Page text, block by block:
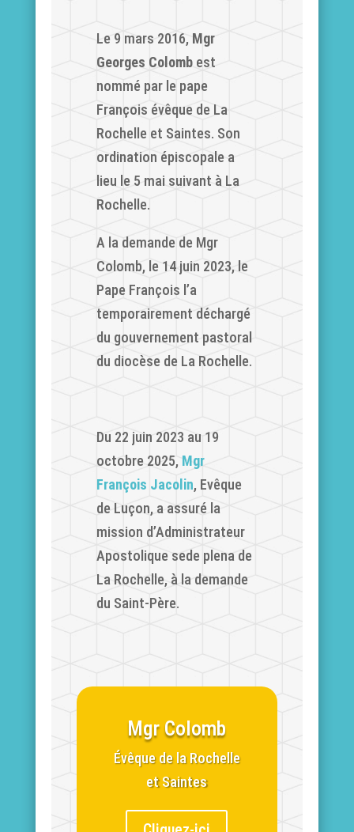
Le 9 mars 2016, Mgr
Georges Colomb est
nommé par le pape
François évêque de La
Rochelle et Saintes. Son
ordination épiscopale a
lieu le 5 mai suivant à La
Rochelle.
A la demande de Mgr
Colomb, le 14 juin 2023, le
Pape François l’a
temporairement déchargé
du gouvernement pastoral
du diocèse de La Rochelle.
Du 22 juin 2023 au 19
octobre 2025, Mgr
François Jacolin, Evêque
de Luçon, a assuré la
mission d’Administrateur
Apostolique sede plena de
La Rochelle, à la demande
du Saint-Père.
Mgr Colomb
Évêque de la Rochelle
et Saintes